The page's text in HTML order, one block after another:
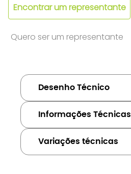
Encontrar um representante
Quero ser um representante
Desenho Técnico
Informações Técnicas
Variações técnicas